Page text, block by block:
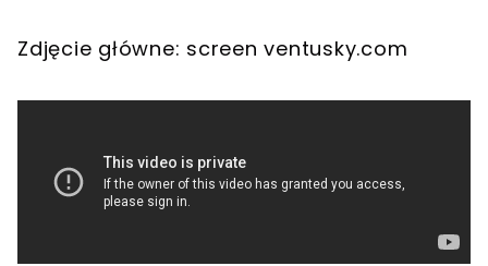
Zdjęcie główne: screen ventusky.com